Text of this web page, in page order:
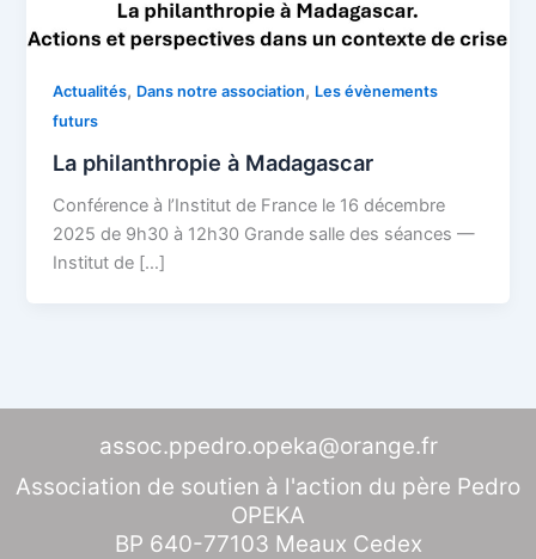
Actualités, Dans notre association, Les évènements
futurs
La philanthropie à Madagascar
Conférence à l’Institut de France le 16 décembre
2025 de 9h30 à 12h30 Grande salle des séances —
Institut de […]
assoc.ppedro.opeka@orange.fr
Association de soutien à l'action du père Pedro
OPEKA
BP 640-77103 Meaux Cedex